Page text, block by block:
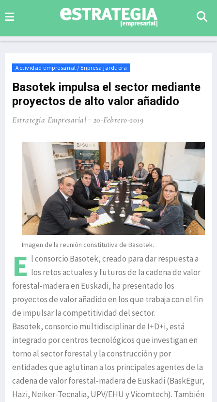
Actividad empresarial / Enpresa jarduera
Basotek impulsa el sector mediante
proyectos de alto valor añadido
Estrategia Empresarial 20-Febrero-2019
Imagen de la reunión constitutiva de Basotek.
E l consorcio Basotek, creado para dar respuesta a
los retos actuales y futuros de la cadena de valor
forestal-madera en Euskadi, ha presentado los
proyectos de valor añadido en los que trabaja con el fin
de impulsar la competitividad del sector.
Basotek, consorcio multidisciplinar de I+D+i, está
integrado por centros tecnológicos que investigan en
torno al sector forestal y la construcción y por
entidades que aglutinan a los principales agentes de la
cadena de valor forestal-madera de Euskadi (BaskEgur,
Hazi, Neiker-Tecnalia, UPV/EHU y Vicomtech). También